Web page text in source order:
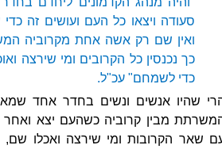
סעודה ויצאו כל העם ועושים זה
ואין שם רק אשה אחת מקרוביה
כך נכנסין כל הקרובים ומי שירצה
כדי לשמחם" עכ"ל.
שהיו אנשים ונשים בחדר אחד
מבין קרוביה כשהעם יצא ואחר
שאר הקרובות ומי שירצה ואכלו שם,